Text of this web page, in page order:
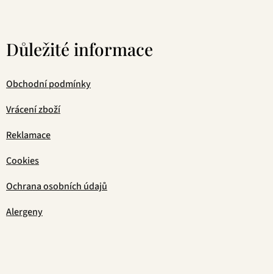
Důležité informace
Obchodní podmínky
Vrácení zboží
Reklamace
Cookies
Ochrana osobních údajů
Alergeny